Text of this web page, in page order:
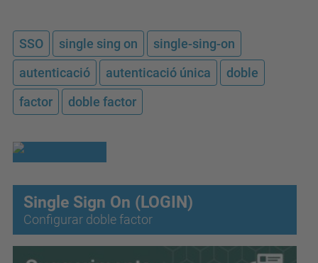
SSO single sing on
single-sing-on
autenticació
autenticació única
doble
factor
doble factor
Single Sign On (LOGIN)
Configurar doble factor